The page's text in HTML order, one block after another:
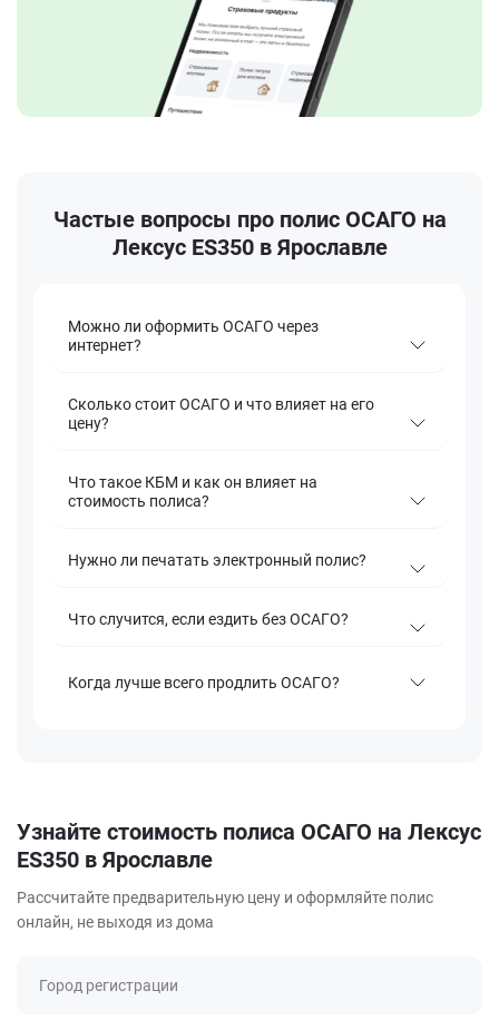
Частые вопросы про полис ОСАГО на
Лексус ES350 в Ярославле
Можно ли оформить ОСАГО через
интернет?
Сколько стоит ОСАГО и что влияет на его
цену?
Что такое КБМ и как он влияет на
стоимость полиса?
Нужно ли печатать электронный полис?
Что случится, если ездить без ОСАГО?
Когда лучше всего продлить ОСАГО?
Узнайте стоимость полиса ОСАГО на Лексус
ES350 в Ярославле
Рассчитайте предварительную цену и оформляйте полис
онлайн, не выходя из дома
Город регистрации